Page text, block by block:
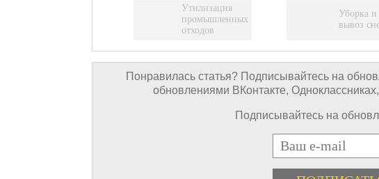
Утилизация
промышленных
отходов
Уборка и
вывоз
Понравилась статья? Подписывайтесь на
обновлениями ВКонтакте,
Подписывайтесь на
E-mail